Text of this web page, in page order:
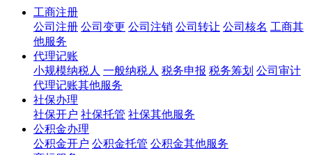
工商注册
公司注册 公司变更 公司注销 公司转让 公司核名 工商其
他服务
代理记账
小规模纳税人 一般纳税人 税务申报 税务筹划 公司审计
代理记账其他服务
社保办理
社保开户 社保托管 社保其他服务
公积金办理
公积金开户 公积金托管 公积金其他服务